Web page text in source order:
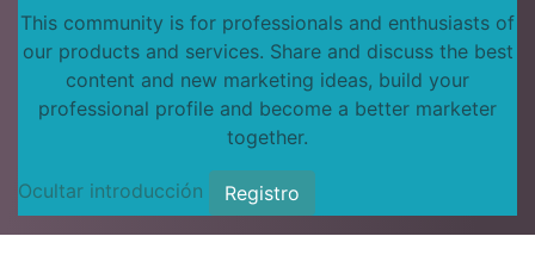
This community is for professionals and enthusiasts of
our products and services. Share and discuss the best
content and new marketing ideas, build your
professional profile and become a better marketer
together.
Ocultar introducción Registro